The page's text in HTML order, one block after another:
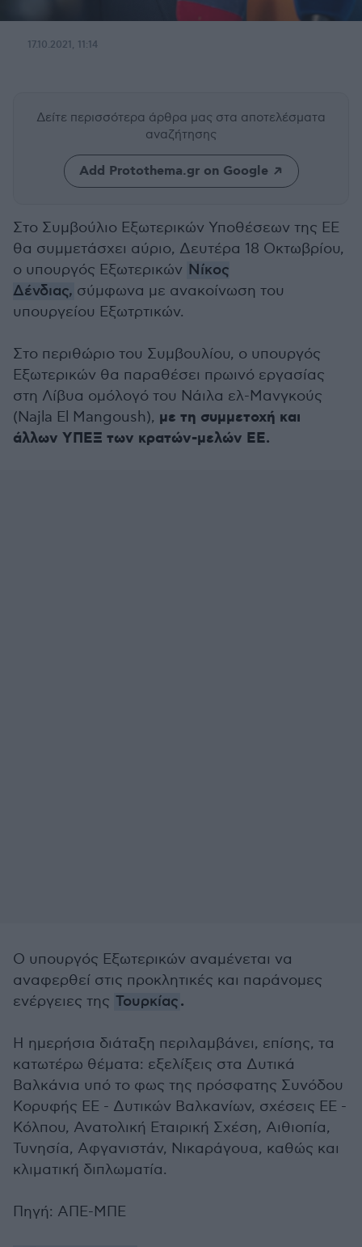
17.10.2021, 11:14
Δείτε περισσότερα άρθρα μας στα αποτελέσματα
αναζήτησης
Add Protothema.gr on Google
Στο Συμβούλιο Εξωτερικών Υποθέσεων της ΕΕ
θα συμμετάσχει αύριο, Δευτέρα 18 Οκτωβρίου,
ο υπουργός Εξωτερικών Νίκος
Δένδιας, σύμφωνα με ανακοίνωση του
υπουργείου Εξωτρτικών.
Στο περιθώριο του Συμβουλίου, ο υπουργός
Εξωτερικών θα παραθέσει πρωινό εργασίας
στη Λίβυα ομόλογό του Νάιλα ελ-Μανγκούς
(Najla El Mangoush), με τη συμμετοχή και
άλλων ΥΠΕΞ των κρατών-μελών ΕΕ.
Ο υπουργός Εξωτερικών αναμένεται να
αναφερθεί στις προκλητικές και παράνομες
ενέργειες της Τουρκίας.
Η ημερήσια διάταξη περιλαμβάνει, επίσης, τα
κατωτέρω θέματα: εξελίξεις στα Δυτικά
Βαλκάνια υπό το φως της πρόσφατης Συνόδου
Κορυφής ΕΕ - Δυτικών Βαλκανίων, σχέσεις ΕΕ -
Κόλπου, Ανατολική Εταιρική Σχέση, Αιθιοπία,
Τυνησία, Αφγανιστάν, Νικαράγουα, καθώς και
κλιματική διπλωματία.
Πηγή: ΑΠΕ-ΜΠΕ